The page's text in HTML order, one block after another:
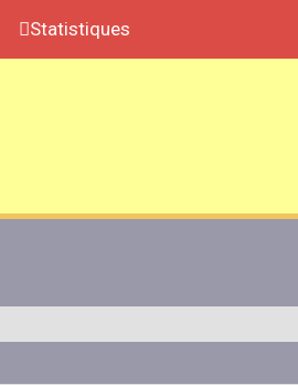
Statistiques